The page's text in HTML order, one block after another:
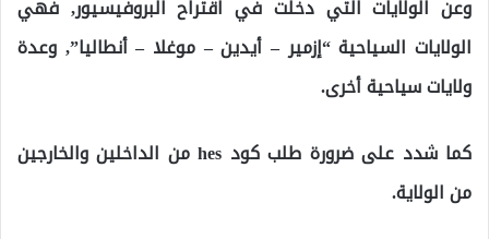
وعن الولايات التي دخلت في اقتراح البروفيسيور, فهي
الولايات السياحية “إزمير – أيدين – موغلا – أنطاليا”, وعدة
ولايات سياحية أخرى.
كما شدد على ضرورة طلب كود hes من الداخلين والخارجين
من الولاية.